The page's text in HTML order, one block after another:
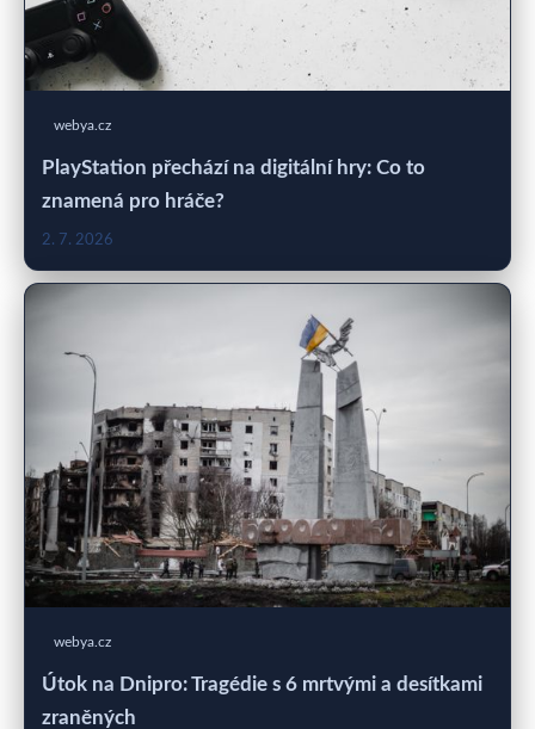
webya.cz
PlayStation přechází na digitální hry: Co to
znamená pro hráče?
2. 7. 2026
webya.cz
Útok na Dnipro: Tragédie s 6 mrtvými a desítkami
zraněných